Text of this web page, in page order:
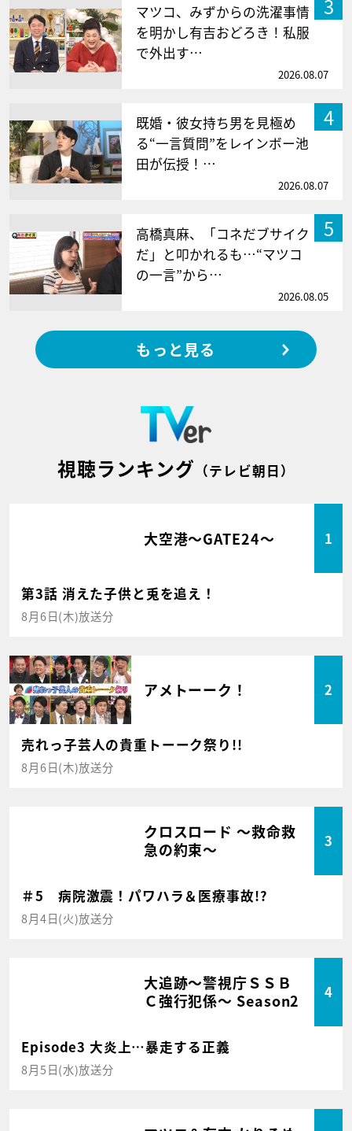
3
マツコ、みずからの洗濯事情
を明かし有吉おどろき！私服
で外出す…
2026.08.07
4
既婚・彼女持ち男を見極め
る“一言質問”をレインボー池
田が伝授！…
2026.08.07
5
高橋真麻、「コネだブサイク
だ」と叩かれるも…“マツコ
の一言”から…
2026.08.05
もっと見る
視聴ランキング （テレビ朝日）
大空港～GATE24～ 1
第3話 消えた子供と兎を追え！
8月6日(木)放送分
アメトーーク！ 2
売れっ子芸人の貴重トーーク祭り!!
8月6日(木)放送分
クロスロード ～救命救
急の約束～
3
＃5 病院激震！パワハラ＆医療事故!?
8月4日(火)放送分
大追跡～警視庁ＳＳＢ
Ｃ強行犯係～ Season2
4
Episode3 大炎上…暴走する正義
8月5日(水)放送分